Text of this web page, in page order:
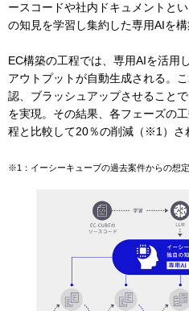
ースコードや社内ドキュメントと
の知見を学習し集約した専用AIを構
EC構築の工程では、専用AIを活用
アウトプットが自動生成される。
認、ブラッシュアップさせること
を実現。その結果、各フェーズの
程と比較して20％の削減（※1）さ
※1：イーシーキューブの過去案件からの想